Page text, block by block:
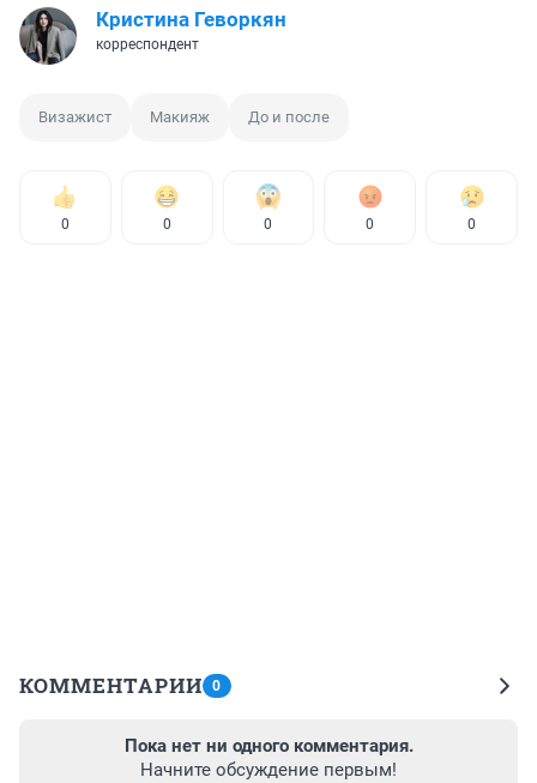
Кристина Геворкян
корреспондент
Визажист Макияж До и после
0 0 0 0 0
КОММЕНТАРИИ 0
Пока нет ни одного комментария.
Начните обсуждение первым!